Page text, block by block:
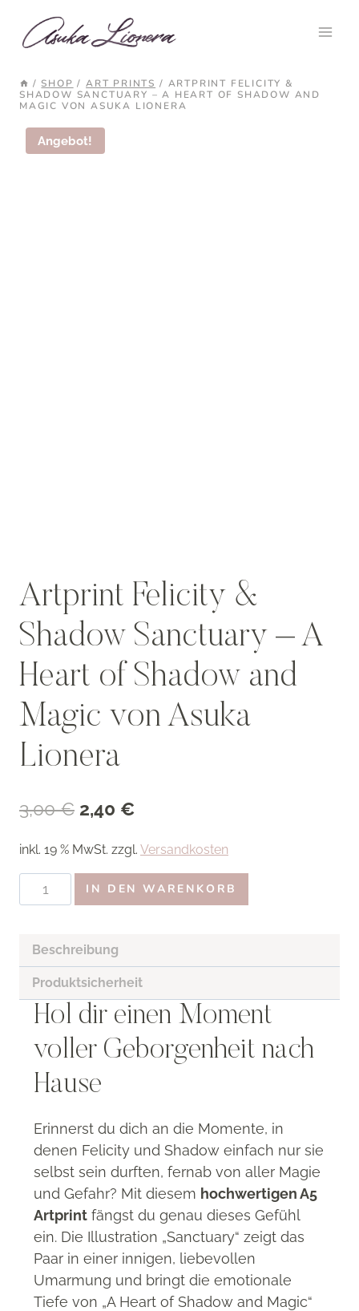
Inhalt
springen
/ SHOP / ART PRINTS / ARTPRINT FELICITY &
SHADOW SANCTUARY – A HEART OF SHADOW AND
MAGIC VON ASUKA LIONERA
Angebot!
Artprint Felicity &
Shadow Sanctuary – A
Heart of Shadow and
Magic von Asuka
Lionera
3,00€ Ursprünglicher
war:
3,00 €
2,40 €Aktueller
ist:
2,40 €.
inkl. 19 % MwSt. zzgl. Versandkosten
Artprint
Felicity
Shadow
Sanctuary
Shadow
Magic
von
Asuka
Lionera
Menge
IN DEN WARENKORB
Beschreibung
Produktsicherheit
Hol dir einen Moment
voller Geborgenheit nach
Hause
Erinnerst du dich an die Momente, in
denen Felicity und Shadow einfach nur sie
selbst sein durften, fernab von aller Magie
und Gefahr? Mit diesem hochwertigen A5
Artprint fängst du genau dieses Gefühl
ein. Die Illustration „Sanctuary“ zeigt das
Paar in einer innigen, liebevollen
Umarmung und bringt die emotionale
Tiefe von „A Heart of Shadow and Magic“